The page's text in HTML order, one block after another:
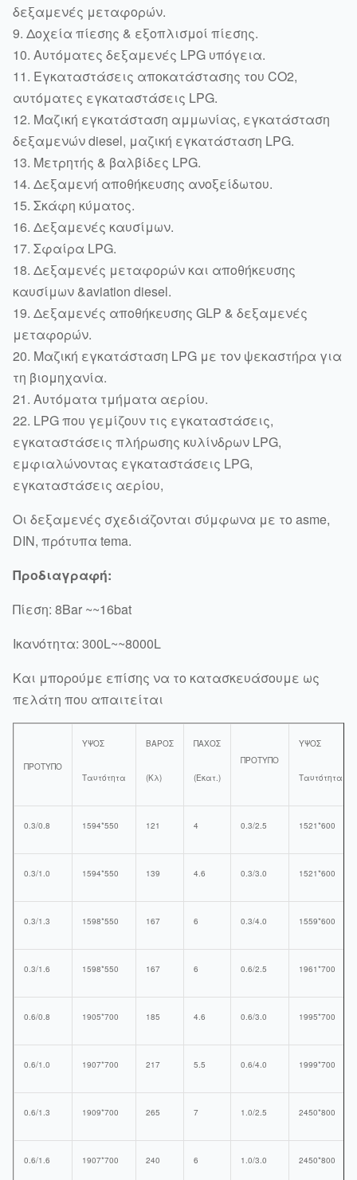
δεξαμενές μεταφορών.
9. Δοχεία πίεσης & εξοπλισμοί πίεσης.
10. Αυτόματες δεξαμενές LPG υπόγεια.
11. Εγκαταστάσεις αποκατάστασης του CO2,
αυτόματες εγκαταστάσεις LPG.
12. Μαζική εγκατάσταση αμμωνίας, εγκατάσταση
δεξαμενών diesel, μαζική εγκατάσταση LPG.
13. Μετρητής & βαλβίδες LPG.
14. Δεξαμενή αποθήκευσης ανοξείδωτου.
15. Σκάφη κύματος.
16. Δεξαμενές καυσίμων.
17. Σφαίρα LPG.
18. Δεξαμενές μεταφορών και αποθήκευσης
καυσίμων &aviation diesel.
19. Δεξαμενές αποθήκευσης GLP & δεξαμενές
μεταφορών.
20. Μαζική εγκατάσταση LPG με τον ψεκαστήρα για
τη βιομηχανία.
21. Αυτόματα τμήματα αερίου.
22. LPG που γεμίζουν τις εγκαταστάσεις,
εγκαταστάσεις πλήρωσης κυλίνδρων LPG,
εμφιαλώνοντας εγκαταστάσεις LPG,
εγκαταστάσεις αερίου,
Οι δεξαμενές σχεδιάζονται σύμφωνα με το asme,
DIN, πρότυπα tema.
Προδιαγραφή:
Πίεση: 8Bar ~~16bat
Ικανότητα: 300L~~8000L
Και μπορούμε επίσης να το κατασκευάσουμε ως
πελάτη που απαιτείται
ΠΡΟΤΥΠΟ
ΥΨΟΣ
Ταυτότητα
ΒΑΡΟΣ
(Κλ)
ΠΑΧΟΣ
(Εκατ.)
ΠΡΟΤΥΠΟ
ΥΨΟΣ
Ταυτότητα
0.3/0.8 1594*550 121 4 0.3/2.5 1521*600
0.3/1.0 1594*550 139 4.6 0.3/3.0 1521*600
0.3/1.3 1598*550 167 6 0.3/4.0 1559*600
0.3/1.6 1598*550 167 6 0.6/2.5 1961*700
0.6/0.8 1905*700 185 4.6 0.6/3.0 1995*700
0.6/1.0 1907*700 217 5.5 0.6/4.0 1999*700
0.6/1.3 1909*700 265 7 1.0/2.5 2450*800
0.6/1.6 1907*700 240 6 1.0/3.0 2450*800